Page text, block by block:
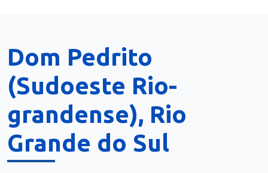
Dom Pedrito
(Sudoeste Rio-
grandense), Rio
Grande do Sul